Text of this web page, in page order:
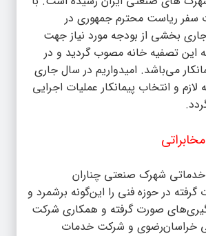
سفر ریاست محترم جمهوری در
بخشی از بودجه مورد نیاز جهت
این تصفیه خانه مصوب گردید و در
می‌باشد. امیدواریم در سال جاری
و انتخاب پیمانکار عملیات اجرایی
شهرک صنعتی چناران
در حوزه فنی را این‌گونه برشمرد و
صورت گرفته و همکاری شرکت‌
خراسان‌رضوی و شرکت خدمات